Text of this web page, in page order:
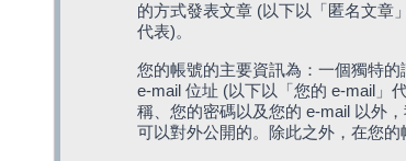
的方式發表文章 (以下以「匿名文章
代表)。
您的帳號的主要資訊為：一個獨特
e-mail 位址 (以下以「您的 e-mail」
稱、您的密碼以及您的 e-mail 以外
可以對外公開的。除此之外，在您的